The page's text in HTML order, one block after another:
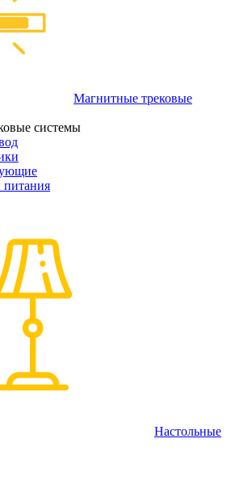
Магнитные трековые
системы
Настольные